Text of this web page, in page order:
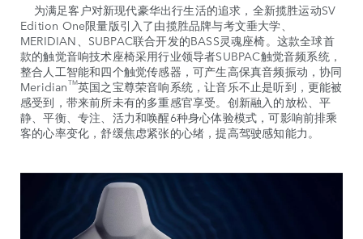
为满足客户对新现代豪华出行生活的追求，全新揽胜运动SV
Edition One限量版引入了由揽胜品牌与考文垂大学、
MERIDIAN、SUBPAC联合开发的BASS灵魂座椅。这款全球首
款的触觉音响技术座椅采用行业领导者SUBPAC触觉音频系统，
整合人工智能和四个触觉传感器，可产生高保真音频振动，协同
MeridianTM英国之宝尊荣音响系统，让音乐不止是听到，更能被
感受到，带来前所未有的多重感官享受。创新融入的放松、平
静、平衡、专注、活力和唤醒6种身心体验模式，可影响前排乘
客的心率变化，舒缓焦虑紧张的心绪，提高驾驶感知能力。